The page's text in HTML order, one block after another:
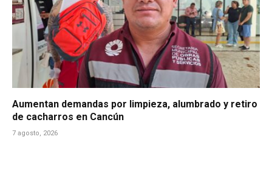
Aumentan demandas por limpieza, alumbrado y retiro
de cacharros en Cancún
7 agosto, 2026